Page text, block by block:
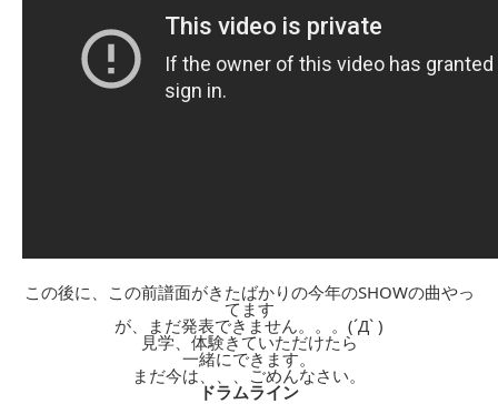
この後に、この前譜面がきたばかりの今年のSHOWの曲やっ
てます
が、まだ発表できません。。。(´Д` )
見学、体験きていただけたら
一緒にできます。
まだ今は、、、ごめんなさい。
ドラムライン